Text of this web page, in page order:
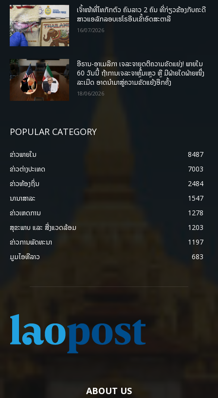
ເຈົ້າໜ້າທີ່ໄທກັກຕົວ ຄົນລາວ 2 ຄົນ ທີ່ກ່ຽວຂ້ອງກັບຄະດີ
ສາວແອລັກລອບເຮໂຣອີນເຂົ້າອົດສະຕາລີ
16/07/2026
ອີຣານ-ອາເມລິກາ ເຈລະຈາຍຸດຕິຄວາມຂັດແຍ່ງ! ພາຍໃນ
60 ວັນນີ້ ຖ້າການເຈລະຈາຫຼົ້ມເຫຼວ ຫຼື ມີຝ່າຍໃດຝ່າຍໜຶ່ງ
ລະເມີດ ອາດນໍາມາສູ່ຄວາມຂັດແຍ້ງອີກຄັ້ງ
18/06/2026
POPULAR CATEGORY
ຂ່າວພາຍ​ໃນ
8487
ຂ່າວຕ່າງປະເທດ
7003
ຂ່າວທ້ອງຖິ່ນ
2484
ນານາສາລະ
1547
ຂ່າວເຫດການ
1278
ສຸຂະພາບ ແລະ ສີ່ງແວດລ້ອມ
1203
ຂ່າວການພັດທະນາ
1197
ມູມໄອທີລາວ
683
ABOUT US